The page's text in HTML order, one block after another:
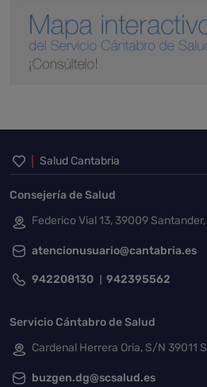
Inicio del pie de
Salud Cantabria
Consejería de Salud
Federico Vial 13, 39009
atencionusuario@cantabria.es
942208130 942395562
Servicio Cántabro de Salud
Cardenal Herrera Oria, S/N 39011
buzgen.dg@scsalud.es